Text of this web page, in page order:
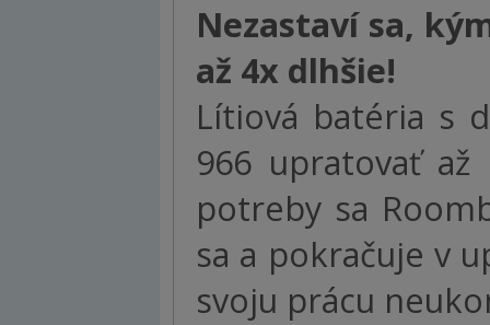
Nezastaví sa,
až 4x dlhšie!
Lítiová batéria s
966 upratovať
potreby sa
sa a pokračuje v
svoju prácu